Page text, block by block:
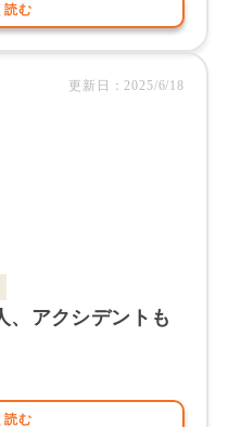
読む
更新日：2025/6/18
、アクシデントも
読む